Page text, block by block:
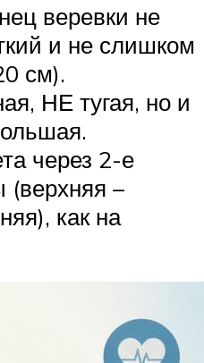
веревки не
и не слишком
см).
НЕ тугая, но и
через 2-е
(верхняя –
как на